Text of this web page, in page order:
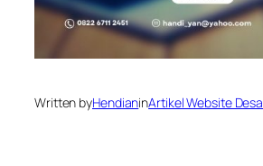
Written byHendianinArtikel Website Desa